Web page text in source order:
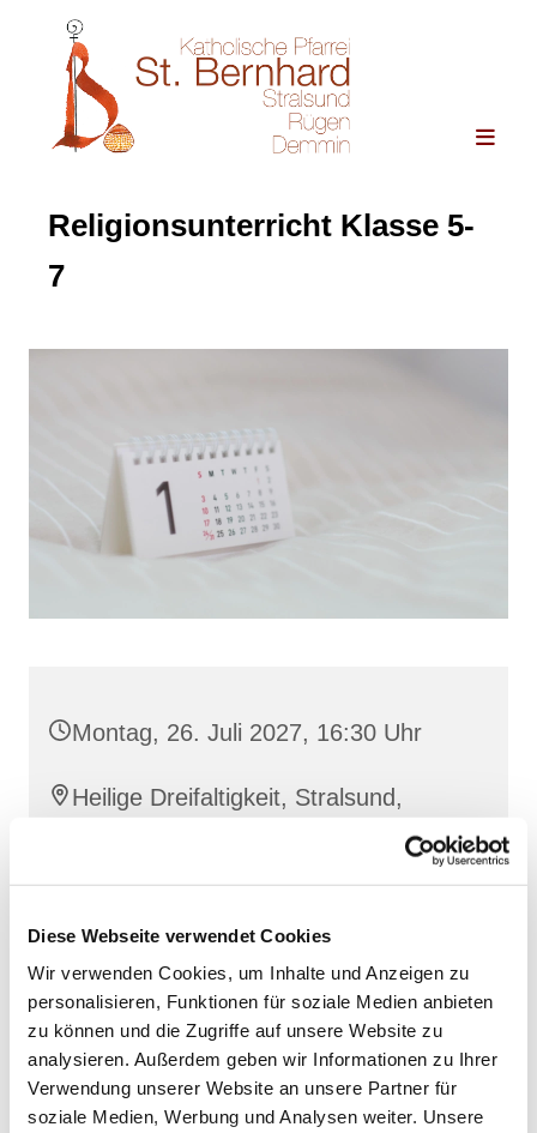
Diese Webseite verwendet Cookies
Wir verwenden Cookies, um Inhalte und Anzeigen zu
personalisieren, Funktionen für soziale Medien anbieten
zu können und die Zugriffe auf unsere Website zu
analysieren. Außerdem geben wir Informationen zu Ihrer
Verwendung unserer Website an unsere Partner für
soziale Medien, Werbung und Analysen weiter. Unsere
Religionsunterricht Klasse 5-
7
Montag, 26. Juli 2027, 16:30 Uhr
Heilige Dreifaltigkeit, Stralsund,
Frankenwall 7, 18439 Stralsund